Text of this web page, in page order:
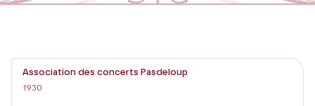
Association des concerts Pasdeloup
1930